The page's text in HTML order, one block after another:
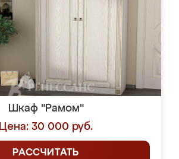
Шкаф "Рамом"
Цена: 30 000 руб.
РАССЧИТАТЬ